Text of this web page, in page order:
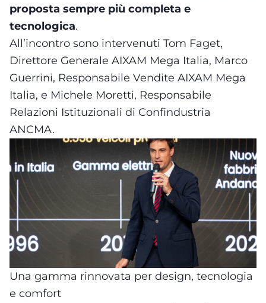
proposta sempre più completa e
tecnologica.
All’incontro sono intervenuti Tom Faget,
Direttore Generale AIXAM Mega Italia, Marco
Guerrini, Responsabile Vendite AIXAM Mega
Italia, e Michele Moretti, Responsabile
Relazioni Istituzionali di Confindustria
ANCMA.
Una gamma rinnovata per design, tecnologia
e comfort